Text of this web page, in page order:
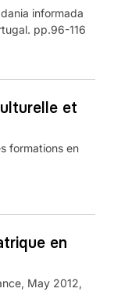
informada
pp.96-116
et
formations en
en
May 2012,